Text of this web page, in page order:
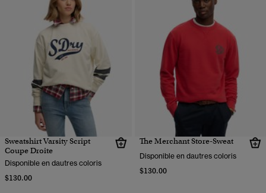
Sweatshirt Varsity Script
Coupe Droite
Disponible en dautres coloris
$130.00
The Merchant Store-Sweat
Disponible en dautres coloris
$130.00